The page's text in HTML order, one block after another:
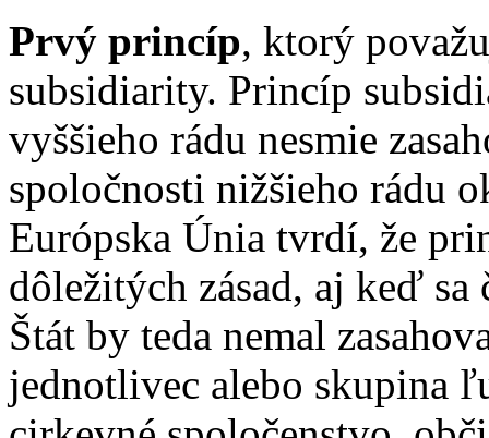
Prvý princíp, ktorý
subsidiarity. Princíp
vyššieho rádu nesmie
spoločnosti nižšieho rádu
Európska Únia tvrdí, že
dôležitých zásad, aj keď sa
Štát by teda nemal
jednotlivec alebo skupina